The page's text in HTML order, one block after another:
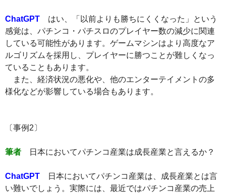
ChatGPT はい、「以前よりも勝ちにくくなった」という
感覚は、パチンコ・パチスロのプレイヤー数の減少に関連
している可能性があります。ゲームマシンはより高度なア
ルゴリズムを採用し、プレイヤーに勝つことが難しくなっ
ていることもあります。
また、経済状況の悪化や、他のエンターテイメントの多
様化などが影響している場合もあります。
〔事例2〕
筆者 日本においてパチンコ産業は成長産業と言えるか？
ChatGPT 日本においてパチンコ産業は、成長産業とは言
い難いでしょう。実際には、最近ではパチンコ産業の売上